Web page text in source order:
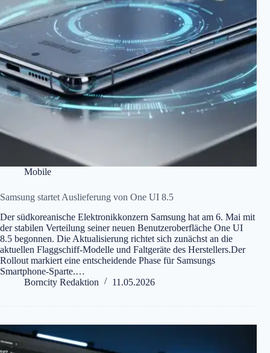
Mobile
Samsung startet Auslieferung von One UI 8.5
Der südkoreanische Elektronikkonzern Samsung hat am 6. Mai mit
der stabilen Verteilung seiner neuen Benutzeroberfläche One UI
8.5 begonnen. Die Aktualisierung richtet sich zunächst an die
aktuellen Flaggschiff-Modelle und Faltgeräte des Herstellers.Der
Rollout markiert eine entscheidende Phase für Samsungs
Smartphone-Sparte.…
Borncity Redaktion
11.05.2026